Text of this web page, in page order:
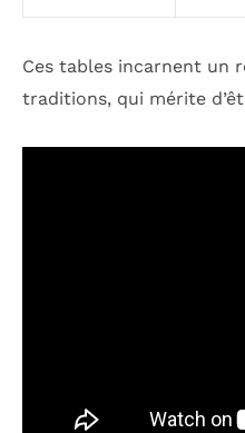
Ces tables incarnent un
traditions, qui mérite